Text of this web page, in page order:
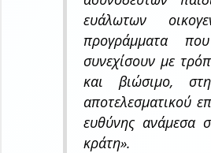
ευάλωτων
προγράμματα
συνεχίσουν με
και βιώσιμο,
αποτελεσματικού
ευθύνης ανάμεσα
κράτη».